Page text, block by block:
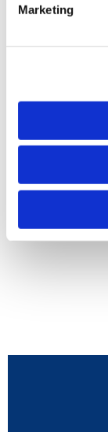
Marketing